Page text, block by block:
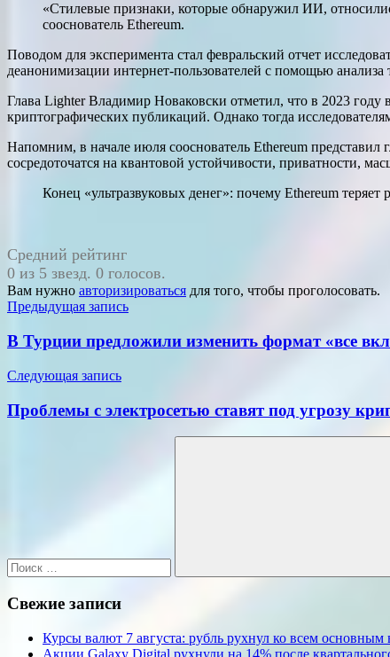
«Стилевые признаки, которые обнаружил ИИ,
сооснователь Ethereum.
Поводом для эксперимента стал февральский отчет
деанонимизации интернет-пользователей с помощью
Глава Lighter Владимир Новаковски отметил, что в 2023
криптографических публикаций. Однако тогда
Напомним, в начале июля сооснователь Ethereum
сосредоточатся на квантовой устойчивости, приватности,
Конец «ультразвуковых денег»: почему Ethereum теряет
Средний рейтинг
0 из 5 звезд. 0 голосов.
Вам нужно авторизироваться для того, чтобы проголосовать.
Навигация
по
записям
Предыдущая запись
В Турции предложили изменить формат «все
Следующая запись
Проблемы с электросетью ставят под угрозу
Поиск
Свежие записи
Курсы валют 7 августа: рубль рухнул ко всем основным
Акции Galaxy Digital рухнули на 14% после